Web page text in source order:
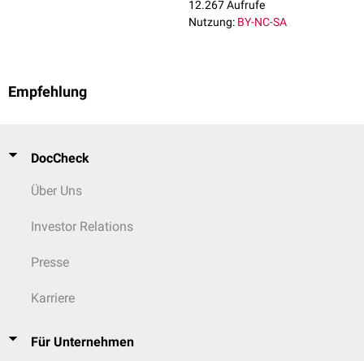
12.267 Aufrufe
Nutzung: BY-NC-SA
Empfehlung
DocCheck
Über Uns
Investor Relations
Presse
Karriere
Für Unternehmen